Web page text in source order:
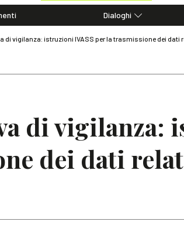
Dialoghi
di vigilanza: istruzioni IVASS per la trasmissione dei dati
di vigilanza:
dei dati